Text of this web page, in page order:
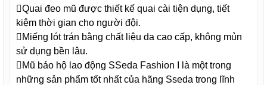
Quai đeo mũ được thiết kế quai cài tiện dụng, tiết
kiệm thời gian cho người đội.
Miếng lót trán bằng chất liệu da cao cấp, không mủn
sử dụng bền lâu.
Mũ bảo hộ lao động SSeda Fashion I là một trong
những sản phẩm tốt nhất của hãng Sseda trong lĩnh